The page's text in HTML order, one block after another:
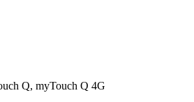
Q, myTouch Q 4G